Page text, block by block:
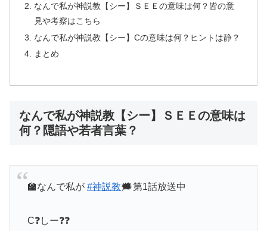
なんで私が神説教【シー】ＳＥＥの意味は何？皆の意
見や考察はこちら
なんで私が神説教【シー】Cの意味は何？ヒントは静？
まとめ
なんで私が神説教【シー】ＳＥＥの意味は
何？隠語や若者言葉？
🏫なんで私が #神説教🗯️第1話放送中
C❓しー❓❓